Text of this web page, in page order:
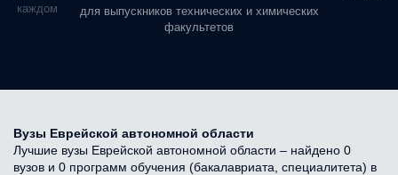
в каждом
для выпускников технических и химических
факультетов
Вузы Еврейской автономной области
Лучшие вузы Еврейской автономной области – найдено 0
вузов и 0 программ обучения (бакалавриата, специалитета) в